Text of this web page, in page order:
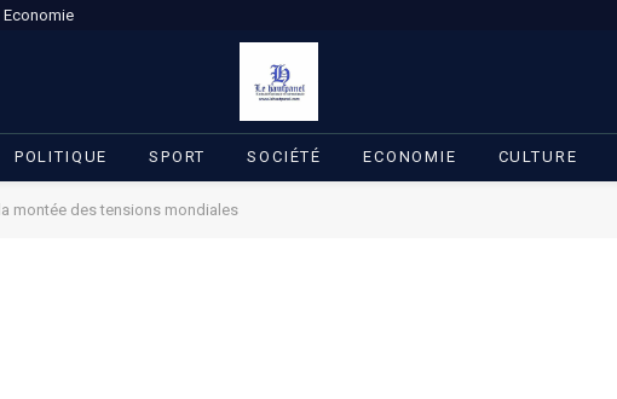
Economie
POLITIQUE SPORT SOCIÉTÉ ECONOMIE CULTURE
montée des tensions mondiales